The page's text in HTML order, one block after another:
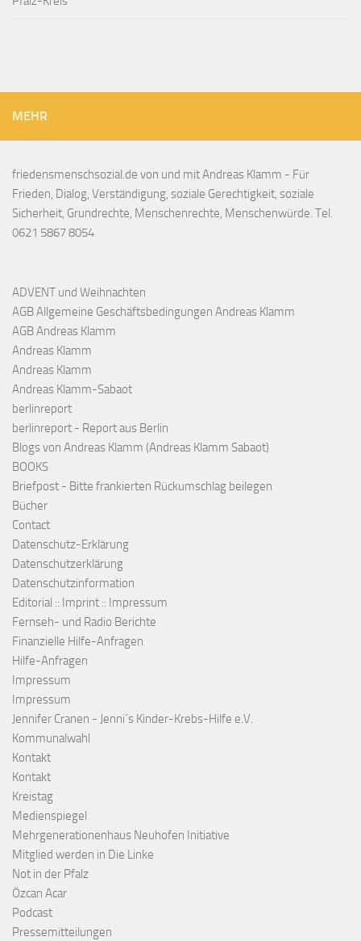
MEHR
friedensmenschsozial.de von und mit Andreas Klamm - Für
Frieden, Dialog, Verständigung, soziale Gerechtigkeit, soziale
Sicherheit, Grundrechte, Menschenrechte, Menschenwürde. Tel.
0621 5867 8054
ADVENT und Weihnachten
AGB Allgemeine Geschäftsbedingungen Andreas Klamm
AGB Andreas Klamm
Andreas Klamm
Andreas Klamm
Andreas Klamm-Sabaot
berlinreport
berlinreport - Report aus Berlin
Blogs von Andreas Klamm (Andreas Klamm Sabaot)
BOOKS
Briefpost - Bitte frankierten Rückumschlag beilegen
Bücher
Contact
Datenschutz-Erklärung
Datenschutzerklärung
Datenschutzinformation
Editorial :: Imprint :: Impressum
Fernseh- und Radio Berichte
Finanzielle Hilfe-Anfragen
Hilfe-Anfragen
Impressum
Impressum
Jennifer Cranen - Jenni´s Kinder-Krebs-Hilfe e.V.
Kommunalwahl
Kontakt
Kontakt
Kreistag
Medienspiegel
Mehrgenerationenhaus Neuhofen Initiative
Mitglied werden in Die Linke
Not in der Pfalz
Özcan Acar
Podcast
Pressemitteilungen